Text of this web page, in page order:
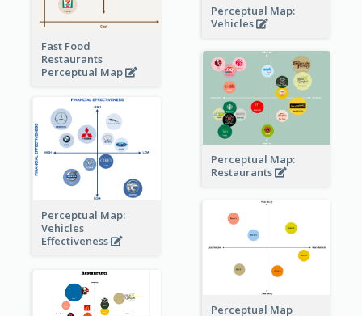
Perceptual Map:
Vehicles
Fast Food
Restaurants
Perceptual Map
Perceptual Map:
Restaurants
Perceptual Map:
Vehicles
Effectiveness
Perceptual Map